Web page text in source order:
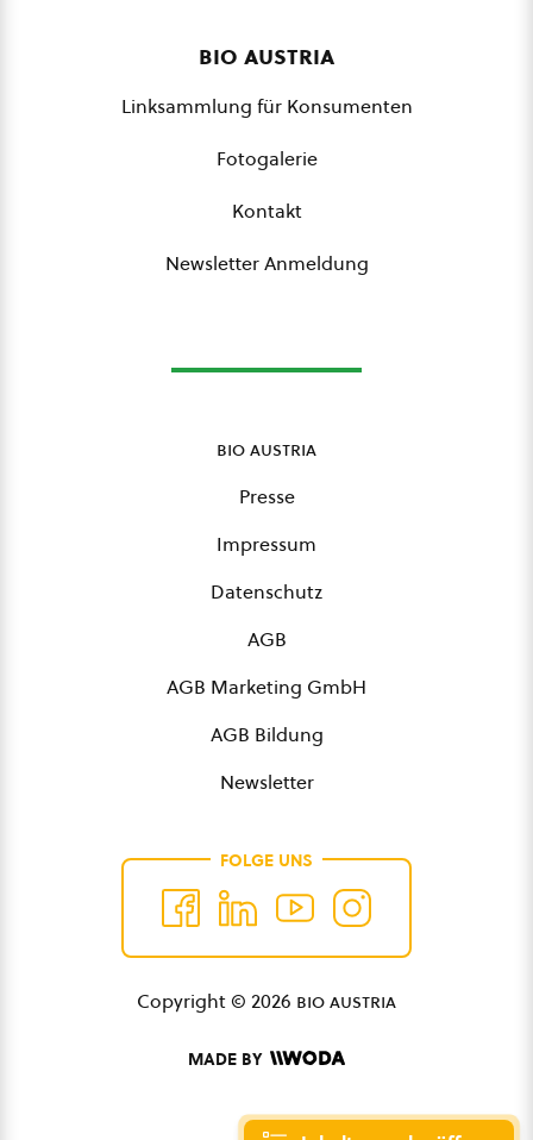
bio austria
Linksammlung für Konsumenten
Fotogalerie
Kontakt
Newsletter Anmeldung
bio austria
Presse
Impressum
Datenschutz
AGB
AGB Marketing GmbH
AGB Bildung
Newsletter
FOLGE UNS
Copyright © 2026 bio austria
MADE BY